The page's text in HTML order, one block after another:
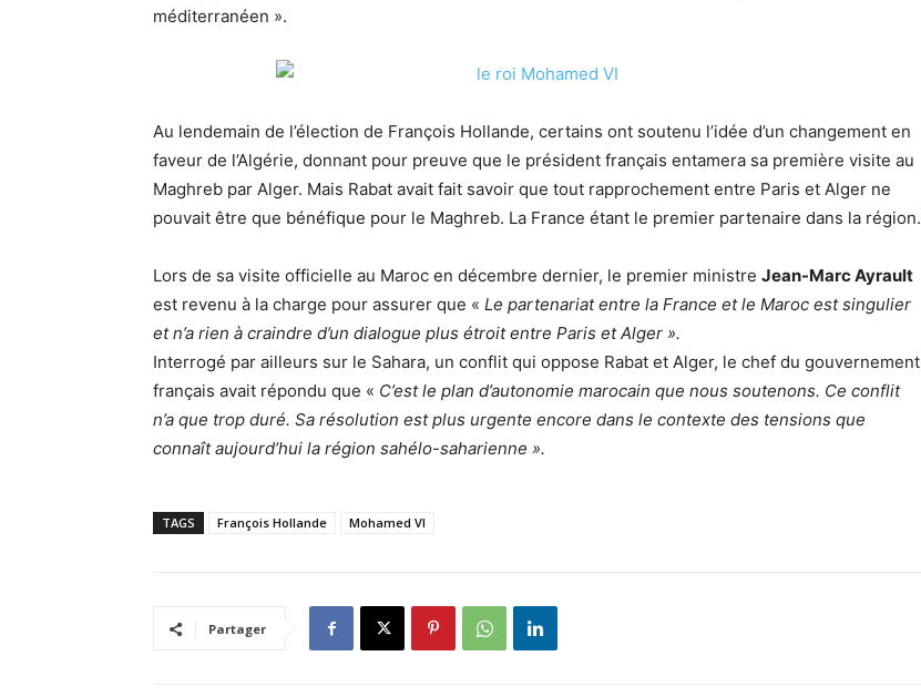
méditerranéen ».
Au lendemain de l’élection de François Hollande, certains ont soutenu l’idée d’un changement en
faveur de l’Algérie, donnant pour preuve que le président français entamera sa première visite au
Maghreb par Alger. Mais Rabat avait fait savoir que tout rapprochement entre Paris et Alger ne
pouvait être que bénéfique pour le Maghreb. La France étant le premier partenaire dans la région.
Lors de sa visite officielle au Maroc en décembre dernier, le premier ministre Jean-Marc Ayrault
est revenu à la charge pour assurer que « Le partenariat entre la France et le Maroc est singulier
et n’a rien à craindre d’un dialogue plus étroit entre Paris et Alger ».
Interrogé par ailleurs sur le Sahara, un conflit qui oppose Rabat et Alger, le chef du gouvernement
français avait répondu que « C’est le plan d’autonomie marocain que nous soutenons. Ce conflit
n’a que trop duré. Sa résolution est plus urgente encore dans le contexte des tensions que
connaît aujourd’hui la région sahélo-saharienne ».
TAGS François Hollande Mohamed VI
Partager